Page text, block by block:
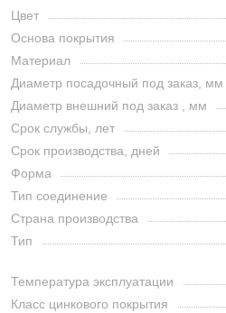
Цвет
Основа покрытия
Материал
Диаметр посадочный под заказ, мм
Диаметр внешний под заказ , мм
Срок службы, лет
Срок производства, дней
Форма
Тип соединение
Страна производства
Тип
Температура эксплуатации
Класс цинкового покрытия